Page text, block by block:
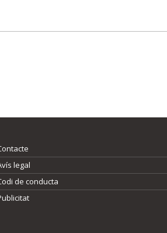
legal
de conducta